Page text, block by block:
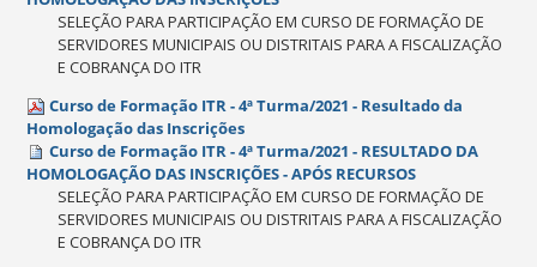
SELEÇÃO PARA PARTICIPAÇÃO EM CURSO DE FORMAÇÃO DE
SERVIDORES MUNICIPAIS OU DISTRITAIS PARA A FISCALIZAÇÃO
E COBRANÇA DO ITR
Curso de Formação ITR - 4ª Turma/2021 - Resultado da
Homologação das Inscrições
Curso de Formação ITR - 4ª Turma/2021 - RESULTADO DA
HOMOLOGAÇÃO DAS INSCRIÇÕES - APÓS RECURSOS
SELEÇÃO PARA PARTICIPAÇÃO EM CURSO DE FORMAÇÃO DE
SERVIDORES MUNICIPAIS OU DISTRITAIS PARA A FISCALIZAÇÃO
E COBRANÇA DO ITR